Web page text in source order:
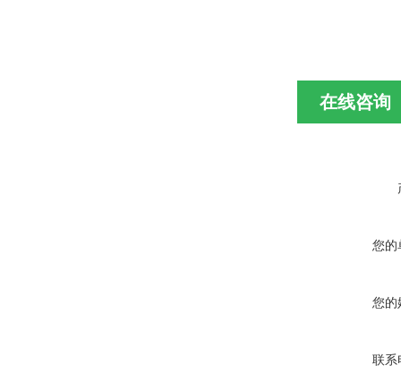
在线咨询
您的
您的
联系